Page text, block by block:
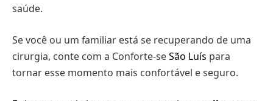
saúde.
Se você ou um familiar está se recuperando de uma
cirurgia, conte com a Conforte-seSão Luís para
tornar esse momento mais confortável e seguro.